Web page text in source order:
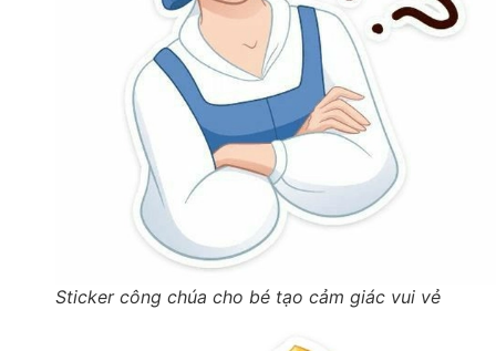
Sticker công chúa cho bé tạo cảm giác vui vẻ